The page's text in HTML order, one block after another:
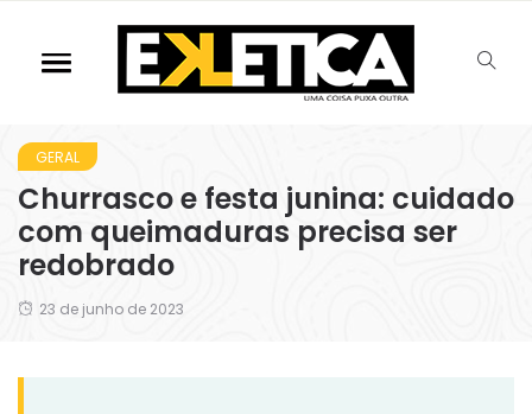
GERAL
Churrasco e festa junina: cuidado
com queimaduras precisa ser
redobrado
23 de junho de 2023